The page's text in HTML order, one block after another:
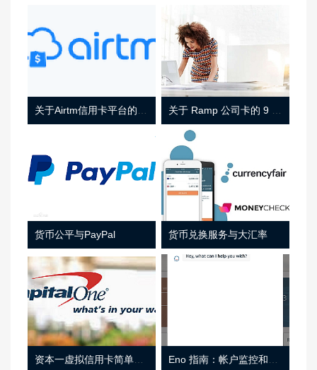
货币公平与PayPal 货币兑换服务与大汇率
资本一虚拟信用卡简单介绍